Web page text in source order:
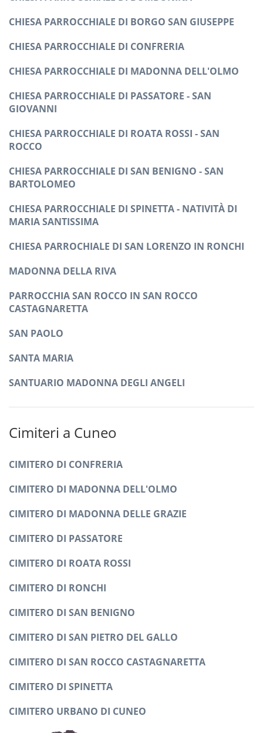
CHIESA PARROCCHIALE DI BORGO SAN GIUSEPPE
CHIESA PARROCCHIALE DI CONFRERIA
CHIESA PARROCCHIALE DI MADONNA DELL'OLMO
CHIESA PARROCCHIALE DI PASSATORE - SAN
GIOVANNI
CHIESA PARROCCHIALE DI ROATA ROSSI - SAN
ROCCO
CHIESA PARROCCHIALE DI SAN BENIGNO - SAN
BARTOLOMEO
CHIESA PARROCCHIALE DI SPINETTA - NATIVITÀ DI
MARIA SANTISSIMA
CHIESA PARROCHIALE DI SAN LORENZO IN RONCHI
MADONNA DELLA RIVA
PARROCCHIA SAN ROCCO IN SAN ROCCO
CASTAGNARETTA
SAN PAOLO
SANTA MARIA
SANTUARIO MADONNA DEGLI ANGELI
Cimiteri a Cuneo
CIMITERO DI CONFRERIA
CIMITERO DI MADONNA DELL'OLMO
CIMITERO DI MADONNA DELLE GRAZIE
CIMITERO DI PASSATORE
CIMITERO DI ROATA ROSSI
CIMITERO DI RONCHI
CIMITERO DI SAN BENIGNO
CIMITERO DI SAN PIETRO DEL GALLO
CIMITERO DI SAN ROCCO CASTAGNARETTA
CIMITERO DI SPINETTA
CIMITERO URBANO DI CUNEO